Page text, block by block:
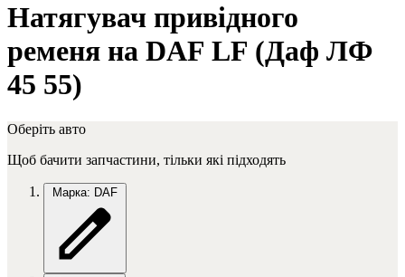
Натягувач привідного
ременя на DAF LF (Даф ЛФ
45 55)
Оберіть авто
Щоб бачити запчастини, тільки які підходять
Марка: DAF